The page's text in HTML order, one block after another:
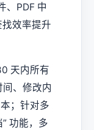
、PDF 中
效率提升
天内所有
、修改内
；针对多
功能，多